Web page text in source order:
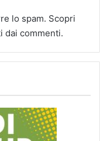
lo spam. Scopri
dai commenti.